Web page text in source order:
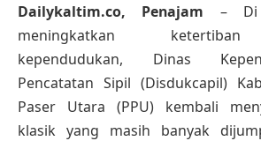
Dailykaltim.co, Penajam – Di
meningkatkan
kependudukan, Dinas
Pencatatan Sipil (Disdukcapil)
Paser Utara (PPU) kembali
klasik yang masih banyak